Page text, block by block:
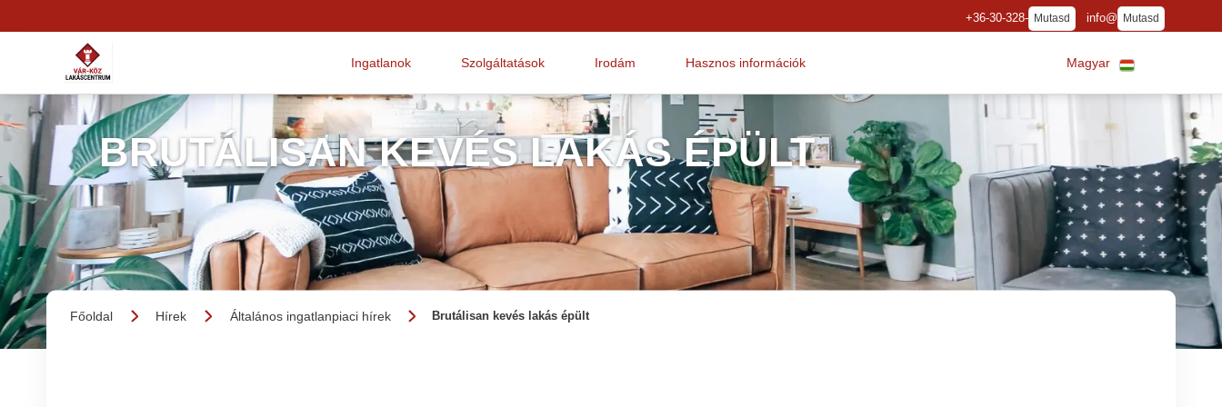
+36-30-328- Mutasd info@ Mutasd
Ingatlanok Szolgáltatások Irodám Hasznos információk Magyar
BRUTÁLISAN KEVÉS LAKÁS ÉPÜLT
Főoldal Hírek Általános ingatlanpiaci hírek Brutálisan kevés lakás épült